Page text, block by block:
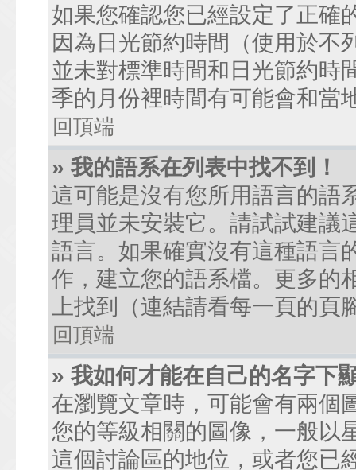
如果您確認您已經設定了正確
因為日光節約時間（使用於不
並未對標準時間和日光節約時
季的月份裡時間有可能會和當
回頂端
» 我的語系在列表中找不到！
這可能是沒有您所用語言的語
理員並未安裝它。請試試建議
語言。如果確實沒有這種語言
作，建立您的語系檔。更多的
上找到（連結請看每一頁的頁
回頂端
» 我如何才能在自己的名字下
在瀏覽文章時，可能會有兩個
您的等級相關的圖像，一般以
這個討論區的地位，或者您已